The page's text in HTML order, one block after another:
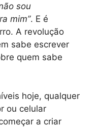
sou
mim”. E é
A revolução
sabe escrever
quem sabe
hoje, qualquer
ou celular
a criar